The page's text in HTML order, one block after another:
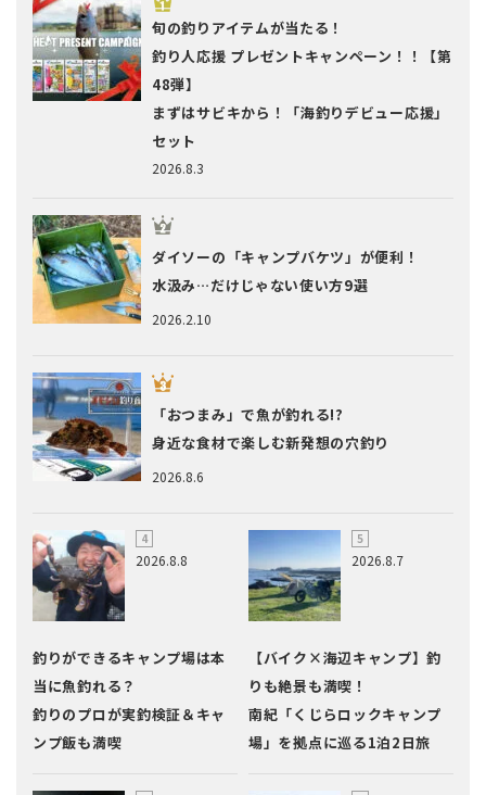
2026.8.3
旬の釣りアイテムが当たる！
釣り人応援 プレゼントキャンペーン！！【第
48弾】
まずはサビキから！「海釣りデビュー応援」
セット
2026.2.10
ダイソーの「キャンプバケツ」が便利！
水汲み…だけじゃない使い方9選
2026.8.6
「おつまみ」で魚が釣れる!?
身近な食材で楽しむ新発想の穴釣り
2026.8.8
釣りができるキャンプ場は本
当に魚釣れる？
釣りのプロが実釣検証＆キャ
ンプ飯も満喫
2026.8.7
【バイク×海辺キャンプ】釣
りも絶景も満喫！
南紀「くじらロックキャンプ
場」を拠点に巡る1泊2日旅